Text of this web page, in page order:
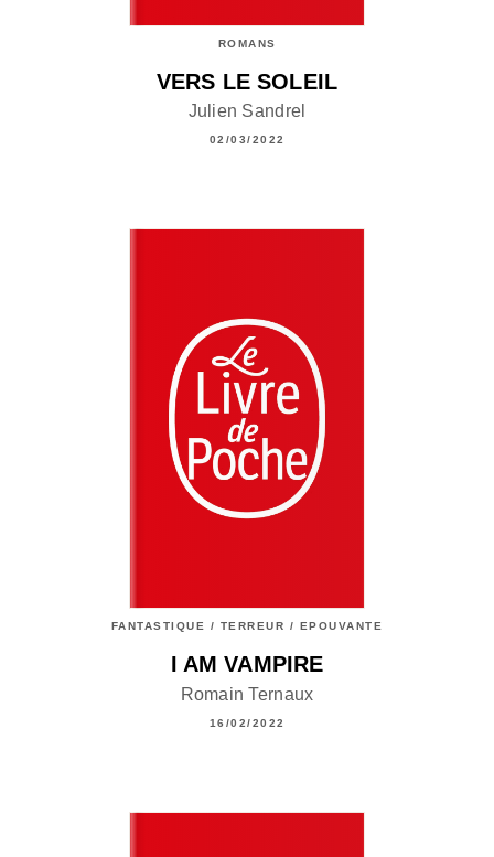
ROMANS
VERS LE SOLEIL
Julien Sandrel
02/03/2022
FANTASTIQUE / TERREUR / EPOUVANTE
I AM VAMPIRE
Romain Ternaux
16/02/2022